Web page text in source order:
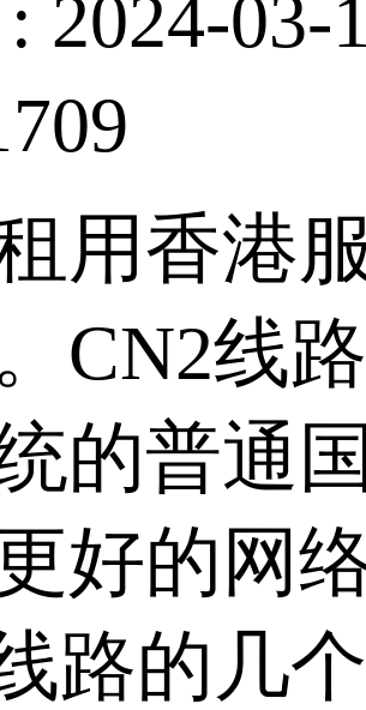
2024-03-
香港服
CN2线
的普通
好的网
路的几